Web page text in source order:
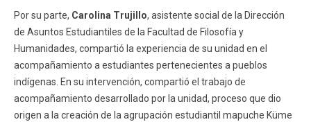
Por su parte, Carolina Trujillo, asistente social de la Dirección
de Asuntos Estudiantiles de la Facultad de Filosofía y
Humanidades, compartió la experiencia de su unidad en el
acompañamiento a estudiantes pertenecientes a pueblos
indígenas. En su intervención, compartió el trabajo de
acompañamiento desarrollado por la unidad, proceso que dio
origen a la creación de la agrupación estudiantil mapuche Küme